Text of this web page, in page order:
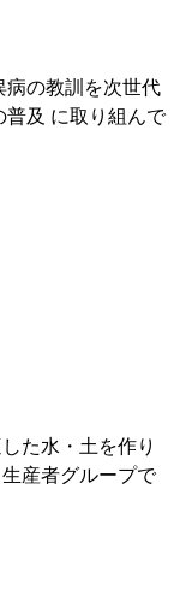
病の教訓を次世代
普及 に取り組んで
た水・土を作り
産者グループで